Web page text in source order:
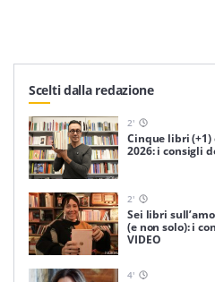
Scelti dalla redazione
2'
Cinque libri (+1)
2026: i consigli
2'
Sei libri
(e non solo): i
VIDEO
4'